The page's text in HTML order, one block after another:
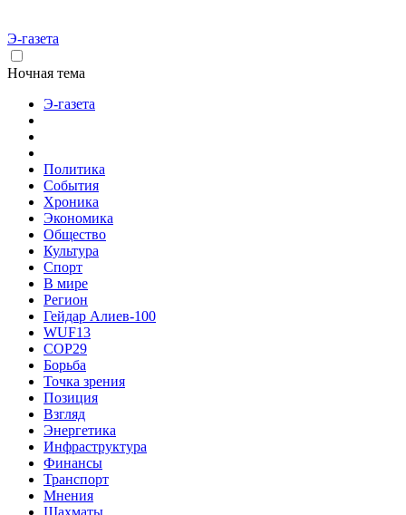
Э-газета
Ночная тема
Э-газета
Политика
События
Хроника
Экономика
Общество
Культура
Спорт
В мире
Регион
Гейдар Алиев-100
WUF13
COP29
Борьба
Точка зрения
Позиция
Взгляд
Энергетика
Инфраструктура
Финансы
Транспорт
Мнения
Шахматы